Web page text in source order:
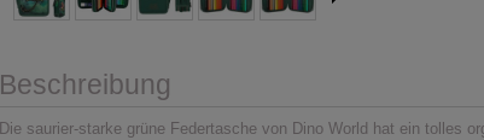
Beschreibung
Die saurier-starke grüne Federtasche von Dino World hat ein tolles